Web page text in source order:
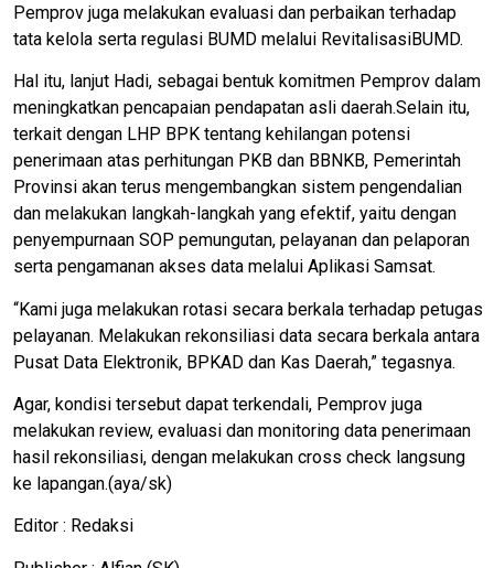
Pemprov juga melakukan evaluasi dan perbaikan terhadap
tata kelola serta regulasi BUMD melalui RevitalisasiBUMD.
Hal itu, lanjut Hadi, sebagai bentuk komitmen Pemprov dalam
meningkatkan pencapaian pendapatan asli daerah.Selain itu,
terkait dengan LHP BPK tentang kehilangan potensi
penerimaan atas perhitungan PKB dan BBNKB, Pemerintah
Provinsi akan terus mengembangkan sistem pengendalian
dan melakukan langkah-langkah yang efektif, yaitu dengan
penyempurnaan SOP pemungutan, pelayanan dan pelaporan
serta pengamanan akses data melalui Aplikasi Samsat.
“Kami juga melakukan rotasi secara berkala terhadap petugas
pelayanan. Melakukan rekonsiliasi data secara berkala antara
Pusat Data Elektronik, BPKAD dan Kas Daerah,” tegasnya.
Agar, kondisi tersebut dapat terkendali, Pemprov juga
melakukan review, evaluasi dan monitoring data penerimaan
hasil rekonsiliasi, dengan melakukan cross check langsung
ke lapangan.(aya/sk)
Editor : Redaksi